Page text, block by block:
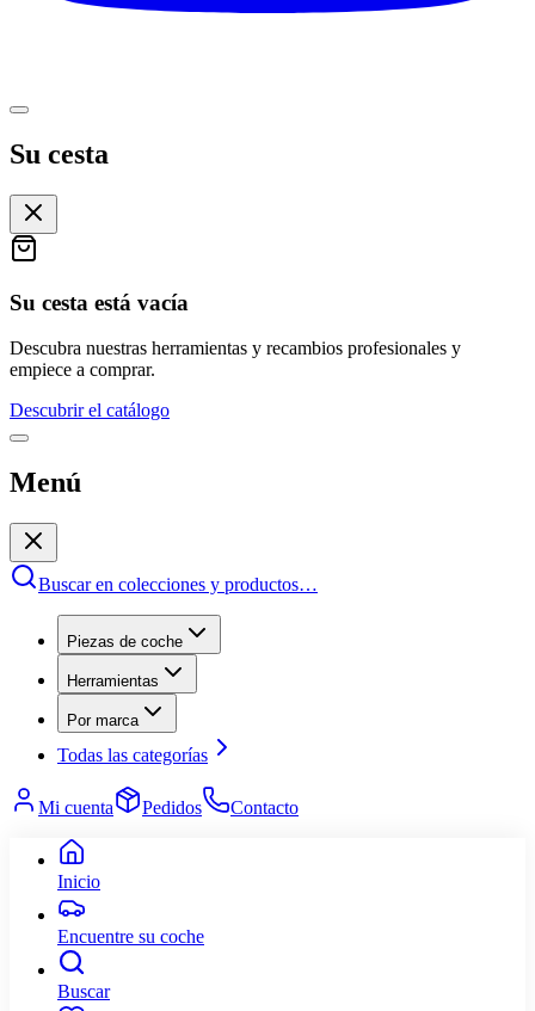
Su cesta
Su cesta está vacía
Descubra nuestras herramientas y recambios profesionales y
empiece a comprar.
Descubrir el catálogo
Menú
Buscar en colecciones y productos…
Piezas de coche
Herramientas
Por marca
Todas las categorías
Mi cuenta Pedidos Contacto
Inicio
Encuentre su coche
Buscar